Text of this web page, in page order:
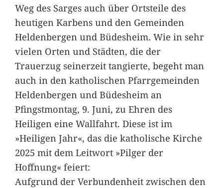
Weg des Sarges auch über Ortsteile des
heutigen Karbens und den Gemeinden
Heldenbergen und Büdesheim. Wie in sehr
vielen Orten und Städten, die der
Trauerzug seinerzeit tangierte, begeht man
auch in den katholischen Pfarrgemeinden
Heldenbergen und Büdesheim an
Pfingstmontag, 9. Juni, zu Ehren des
Heiligen eine Wallfahrt. Diese ist im
»Heiligen Jahr«, das die katholische Kirche
2025 mit dem Leitwort »Pilger der
Hoffnung« feiert:
Aufgrund der Verbundenheit zwischen den